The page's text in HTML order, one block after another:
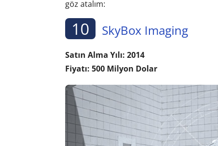
göz atalım:
10 SkyBox Imaging
Satın Alma Yılı: 2014
Fiyatı: 500 Milyon Dolar